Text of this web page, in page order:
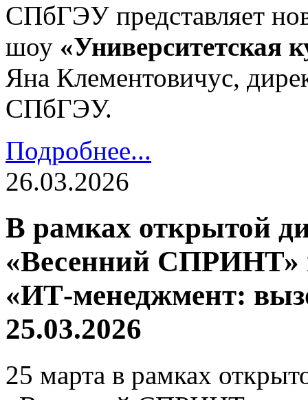
СПбГЭУ представляет
шоу «Университетская
Яна Клементовичус,
СПбГЭУ.
Подробнее...
26.03.2026
В рамках открытой
«Весенний СПРИНТ»
«ИТ-менеджмент:
25.03.2026
25 марта в рамках